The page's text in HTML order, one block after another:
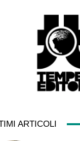
ARTICOLI